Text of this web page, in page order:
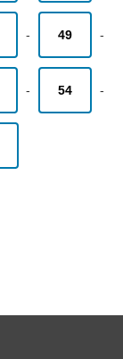
- 49 -
- 54 -